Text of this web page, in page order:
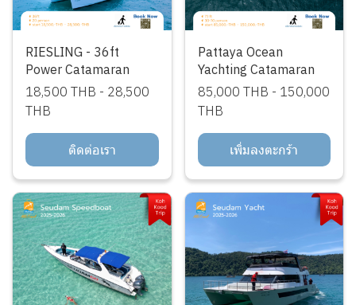
RIESLING - 36ft
Power Catamaran
18,500 THB - 28,500
THB
ติดต่อเรา
Pattaya Ocean
Yachting Catamaran
85,000 THB - 150,000
THB
เพิ่มลงตะกร้า